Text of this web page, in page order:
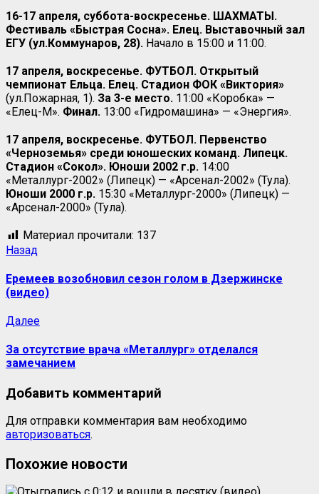
16-17 апреля, суббота-воскресенье. ШАХМАТЫ.
Фестиваль «Быстрая Сосна». Елец. Выставочный зал
ЕГУ (ул.Коммунаров, 28). Начало в 15:00 и 11:00.
17 апреля, воскресенье. ФУТБОЛ. Открытый
чемпионат Ельца. Елец. Стадион ФОК «Виктория»
(ул.Пожарная, 1). За 3-е место. 11:00 «Коробка» —
«Елец-М». Финал. 13:00 «Гидромашина» — «Энергия».
17 апреля, воскресенье. ФУТБОЛ. Первенство
«Черноземья» среди юношеских команд. Липецк.
Стадион «Сокол». Юноши 2002 г.р. 14:00
«Металлург-2002» (Липецк) — «Арсенал-2002» (Тула).
Юноши 2000 г.р. 15:30 «Металлург-2000» (Липецк) —
«Арсенал-2000» (Тула).
Материал прочитали: 137
Навигация
записи
Назад
Еремеев возобновил сезон голом в Дзержинске
(видео)
ДалееСледующая
За отсутствие врача «Металлург» отделался
замечанием
Добавить комментарий
Для отправки комментария вам необходимо
авторизоваться.
Похожие новости